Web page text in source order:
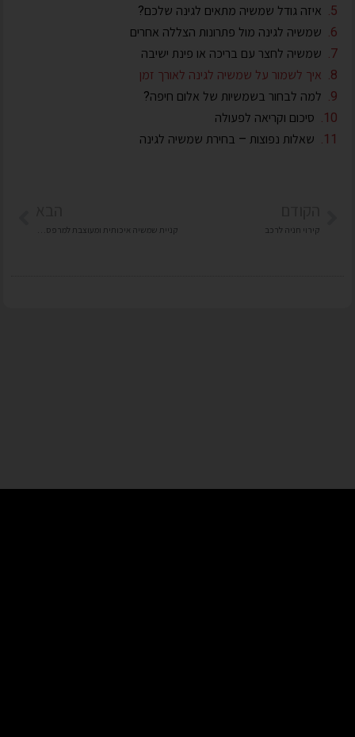
איזה גודל שמשיה מתאים לגינה שלכם?
שמשיה לגינה מול פתרונות הצללה אחרים
שמשיה לחצר עם בריכה או פינת ישיבה
איך לשמור על שמשיה לגינה לאורך זמן
למה לבחור בשמשיות של אלום חיפה?
סיכום וקריאה לפעולה
שאלות נפוצות – בחירת שמשיה לגינה
קירוי חניה לרכב